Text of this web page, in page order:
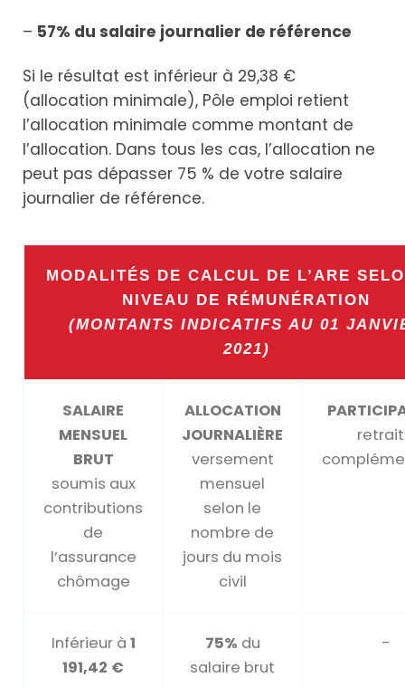
– 57% du salaire journalier de référence
Si le résultat est inférieur à 29,38 €
(allocation minimale), Pôle emploi retient
l’allocation minimale comme montant de
l’allocation. Dans tous les cas, l’allocation ne
peut pas dépasser 75 % de votre salaire
journalier de référence.
MODALITÉS DE CALCUL DE L’ARE
NIVEAU DE RÉMUNÉRATION
(MONTANTS INDICATIFS AU 01
2021)
SALAIRE
MENSUEL
BRUT
soumis aux
contributions
de
l’assurance
chômage
ALLOCATION
JOURNALIÈRE
versement
mensuel
selon le
nombre de
jours du mois
civil
Inférieur à 1
191,42 €
75% du
salaire brut
-